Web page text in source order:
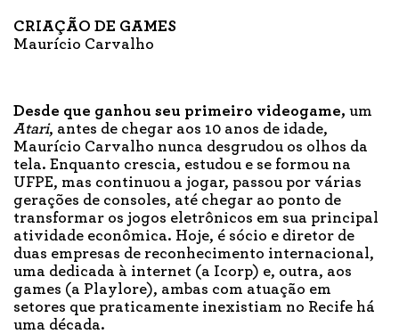
CRIAÇÃO DE GAMES
Maurício Carvalho
Desde que ganhou seu primeiro videogame, um
Atari, antes de chegar aos 10 anos de idade,
Maurício Carvalho nunca desgrudou os olhos da
tela. Enquanto crescia, estudou e se formou na
UFPE, mas continuou a jogar, passou por várias
gerações de consoles, até chegar ao ponto de
transformar os jogos eletrônicos em sua principal
atividade econômica. Hoje, é sócio e diretor de
duas empresas de reconhecimento internacional,
uma dedicada à internet (a Icorp) e, outra, aos
games (a Playlore), ambas com atuação em
setores que praticamente inexistiam no Recife há
uma década.